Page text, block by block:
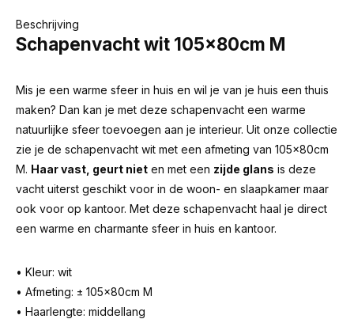
Beschrijving
Schapenvacht wit 105x80cm M
Mis je een warme sfeer in huis en wil je van je huis een thuis
maken? Dan kan je met deze schapenvacht een warme
natuurlijke sfeer toevoegen aan je interieur. Uit onze collectie
zie je de schapenvacht wit met een afmeting van 105x80cm
M. Haar vast, geurt niet en met een zijde glans is deze
vacht uiterst geschikt voor in de woon- en slaapkamer maar
ook voor op kantoor. Met deze schapenvacht haal je direct
een warme en charmante sfeer in huis en kantoor.
• Kleur: wit
• Afmeting: ± 105x80cm M
• Haarlengte: middellang